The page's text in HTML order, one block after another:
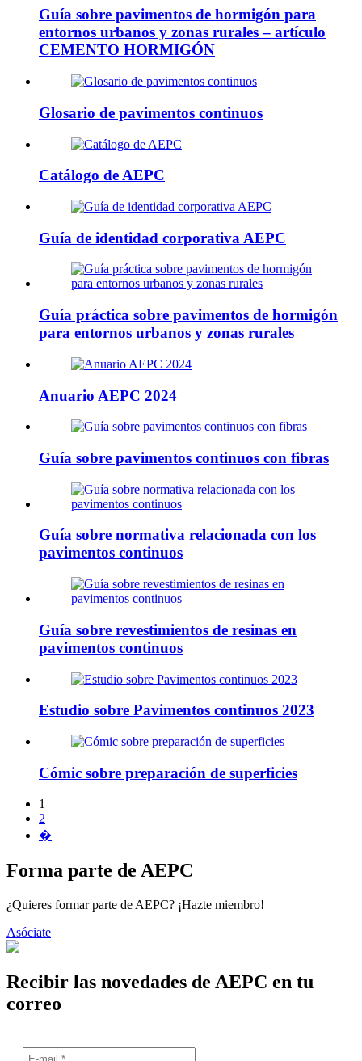
Guía sobre pavimentos de hormigón para
entornos urbanos y zonas rurales – artículo
CEMENTO HORMIGÓN
Glosario de pavimentos continuos
Catálogo de AEPC
Guía de identidad corporativa AEPC
Guía práctica sobre pavimentos de hormigón
para entornos urbanos y zonas rurales
Anuario AEPC 2024
Guía sobre pavimentos continuos con fibras
Guía sobre normativa relacionada con los
pavimentos continuos
Guía sobre revestimientos de resinas en
pavimentos continuos
Estudio sobre Pavimentos continuos 2023
Cómic sobre preparación de superficies
1
2
�
Forma parte de AEPC
¿Quieres formar parte de AEPC? ¡Hazte miembro!
Asóciate
Recibir las novedades de AEPC en tu
correo